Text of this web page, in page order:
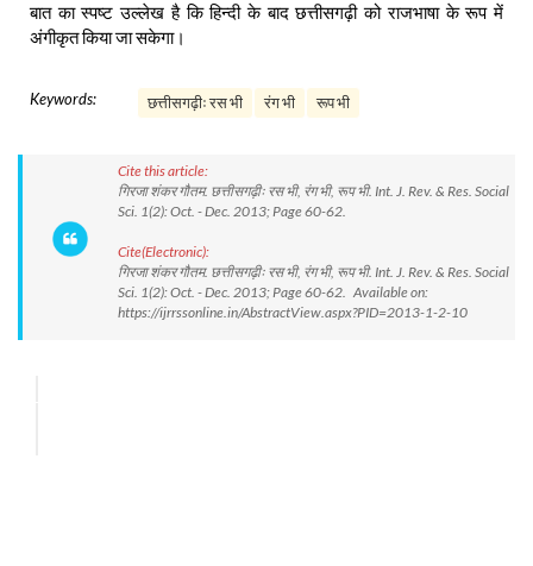
बात का स्पष्ट उल्लेख है कि हिन्दी के बाद छत्तीसगढ़ी को राजभाषा के रूप में
अंगीकृत किया जा सकेगा।
Keywords: छत्तीसगढ़ीः रस भी रंग भी रूप भी
Cite this article:
गिरजा शंकर गौतम. छत्तीसगढ़ीः रस भी, रंग भी, रूप भी. Int. J. Rev. & Res. Social
Sci. 1(2): Oct. - Dec. 2013; Page 60-62.
Cite(Electronic):
गिरजा शंकर गौतम. छत्तीसगढ़ीः रस भी, रंग भी, रूप भी. Int. J. Rev. & Res. Social
Sci. 1(2): Oct. - Dec. 2013; Page 60-62. Available on:
https://ijrrssonline.in/AbstractView.aspx?PID=2013-1-2-10